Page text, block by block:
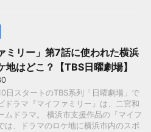
ミリー」第7話に使われた横浜
地はどこ？【TBS日曜劇場】
日スタートのTBS系列「日曜劇場」で
ドラマ『マイファミリー』は、二宮和
ムドラマ。 横浜市支援作品の『マイフ
は、ドラマのロケ地に横浜市内のスポ